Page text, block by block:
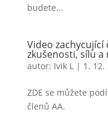
budete...
Video zachycující
zkušenosti, sílu a
autor: Ivik L| 1. 12.
ZDE se můžete
členů AA.